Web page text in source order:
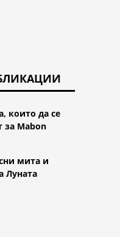
които да се
за Mabon
мита и
Луната